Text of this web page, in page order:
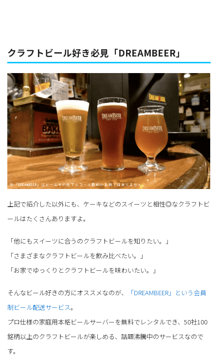
クラフトビール好き必見「DREAMBEER」
上記で紹介した以外にも、ケーキなどのスイーツと相性◎なクラフトビ
ールはたくさんありますよ。
「他にもスイーツに合うのクラフトビールを知りたい。」
「さまざまなクラフトビールを飲み比べたい。」
「お家でゆっくりとクラフトビールを味わいたい。」
そんなビール好きの方にオススメなのが、
「DREAMBEER」という会員
制ビール配送サービス。
プロ仕様の家庭用本格ビールサーバーを無料でレンタルでき、50社100
銘柄以上のクラフトビールが楽しめる、話題沸騰中のサービスなので
す。